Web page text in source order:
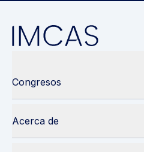
Congresos
Acerca de